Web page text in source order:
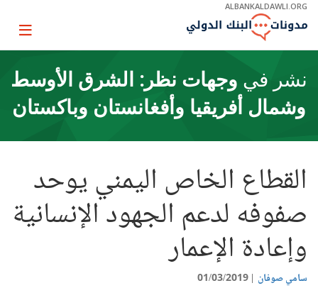
Skip
Main
ALBANKALDAWLI.ORG
Page
نشر في وجهات نظر: الشرق الأوسط
وشمال أفريقيا وأفغانستان وباكستان
القطاع الخاص اليمني يوحد
صفوفه لدعم الجهود الإنسانية
وإعادة الإعمار
سامي صوفان 01/03/2019